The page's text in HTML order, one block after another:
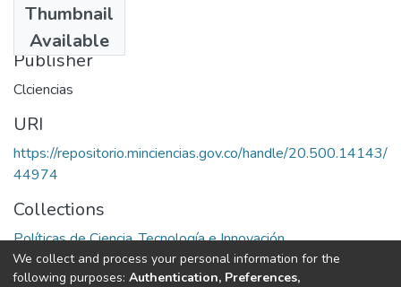
Thumbnail
Available
2007
Publisher
Clciencias
URI
https://repositorio.minciencias.gov.co/handle/20.500.14143/
44974
Collections
Políticas de Ciencia, Tecnología e Innovación
Full item page
We collect and process your personal information for the
following purposes: Authentication, Preferences,